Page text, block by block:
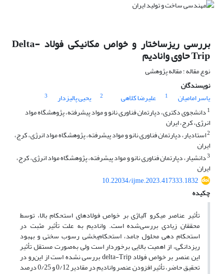
بررسی ریزساختار و خواص مکانیکی فولاد Delta-
Trip حاوی وانادیم
نوع مقاله : مقاله پژوهشی
نویسندگان
یاسر امامیان
1 علیرضا کلاهی 2 یحیی پالیزدار
3
1 دانشجوی دکتری، دپارتمان فناوری نانو و مواد پیشرفته، پژوهشگاه مواد
انرژی، کرج، ایران
2استادیار، دپارتمان فناوری نانو و مواد پیشرفته، پژوهشگاه مواد انرژی، کرج،
ایران
3دانشیار، دپارتمان فناوری نانو و مواد پیشرفته، پژوهشگاه مواد انرژی، کرج،
ایران
10.22034/ijme.2023.417333.1832
چکیده
تأثیر عناصر میکرو آلیاژی بر خواص فولادهای استحکام بالا، توسط
محققان زیادی بررسی‌شده است. وانادیم به علت تأثیر مثبت در
استحکام دهی محلول جامد، استحکام‌بخشی رسوب سختی و بهبود
ریزدانگی، از اهمیت بالایی برخوردار است ولی به‌صورت مستقل تأثیر
این عنصر بر خواص فولاد delta-Trip بررسی نشده است از این‌رو در
تحقیق حاضر، تأثیر افزودن عنصر وانادیم در مقادیر 0/12 و 0/25 درصد